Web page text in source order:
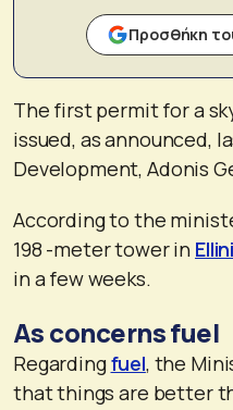
Προσθήκη
The first permit for a
issued, as announced,
Development, Adonis
According to the
198 -meter tower in
in a few weeks.
As concerns fuel
Regardingfuel, the
that things are better